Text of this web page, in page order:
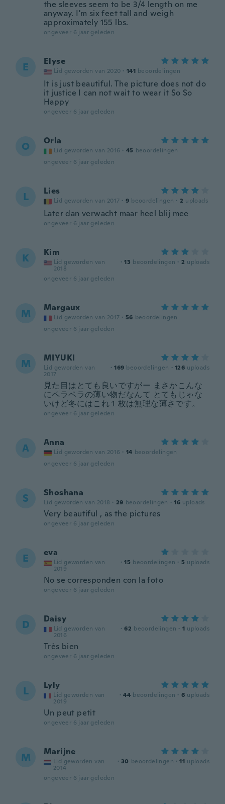
the sleeves seem to be 3/4 length on me
anyway. I'm six feet tall and weigh
approximately 155 lbs.
ongeveer 6 jaar geleden
E Elyse
Lid geworden van 2020 · 141 beoordelingen
It is just beautiful. The picture does not do
it justice I can not wait to wear it So So
Happy
ongeveer 6 jaar geleden
O Orla
Lid geworden van 2016 · 45 beoordelingen
ongeveer 6 jaar geleden
L Lies
Lid geworden van 2017 · 9 beoordelingen · 2 uploads
Later dan verwacht maar heel blij mee
ongeveer 6 jaar geleden
K Kim
Lid geworden van
2018
· 13 beoordelingen · 2 uploads
ongeveer 6 jaar geleden
M Margaux
Lid geworden van 2017 · 56 beoordelingen
ongeveer 6 jaar geleden
M MIYUKI
Lid geworden van
2017
· 169 beoordelingen · 126 uploads
見た目はとても良いですがー まさかこんな
にペラペラの薄い物だなんて とてもじゃな
いけど冬にはこれ１枚は無理な薄さです。
ongeveer 6 jaar geleden
A Anna
Lid geworden van 2016 · 14 beoordelingen
ongeveer 6 jaar geleden
S Shoshana
Lid geworden van 2018 · 29 beoordelingen · 16 uploads
Very beautiful , as the pictures
ongeveer 6 jaar geleden
E eva
Lid geworden van
2019
· 15 beoordelingen · 5 uploads
No se corresponden con la foto
ongeveer 6 jaar geleden
D Daisy
Lid geworden van
2016
· 62 beoordelingen · 1 uploads
Très bien
ongeveer 6 jaar geleden
L Lyly
Lid geworden van
2019
· 44 beoordelingen · 6 uploads
Un peut petit
ongeveer 6 jaar geleden
M Marijne
Lid geworden van
2014
· 30 beoordelingen · 11 uploads
ongeveer 6 jaar geleden